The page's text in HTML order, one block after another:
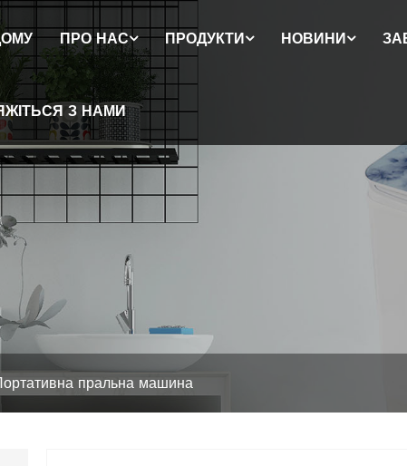
ПРО НАС ПРОДУКТИ НОВИНИ
З НАМИ
пральна машина